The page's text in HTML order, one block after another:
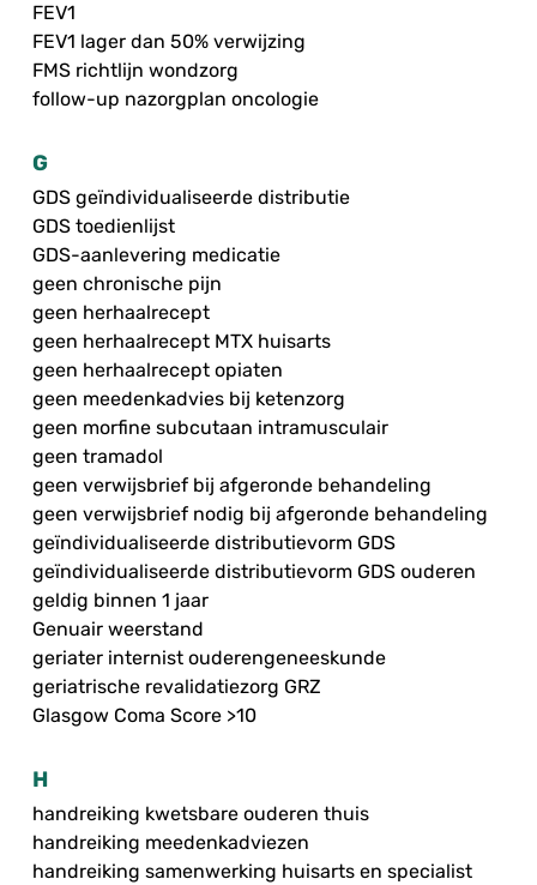
FEV1
FEV1 lager dan 50% verwijzing
FMS richtlijn wondzorg
follow-up nazorgplan oncologie
G
GDS geïndividualiseerde distributie
GDS toedienlijst
GDS-aanlevering medicatie
geen chronische pijn
geen herhaalrecept
geen herhaalrecept MTX huisarts
geen herhaalrecept opiaten
geen meedenkadvies bij ketenzorg
geen morfine subcutaan intramusculair
geen tramadol
geen verwijsbrief bij afgeronde behandeling
geen verwijsbrief nodig bij afgeronde behandeling
geïndividualiseerde distributievorm GDS
geïndividualiseerde distributievorm GDS ouderen
geldig binnen 1 jaar
Genuair weerstand
geriater internist ouderengeneeskunde
geriatrische revalidatiezorg GRZ
Glasgow Coma Score >10
H
handreiking kwetsbare ouderen thuis
handreiking meedenkadviezen
handreiking samenwerking huisarts en specialist